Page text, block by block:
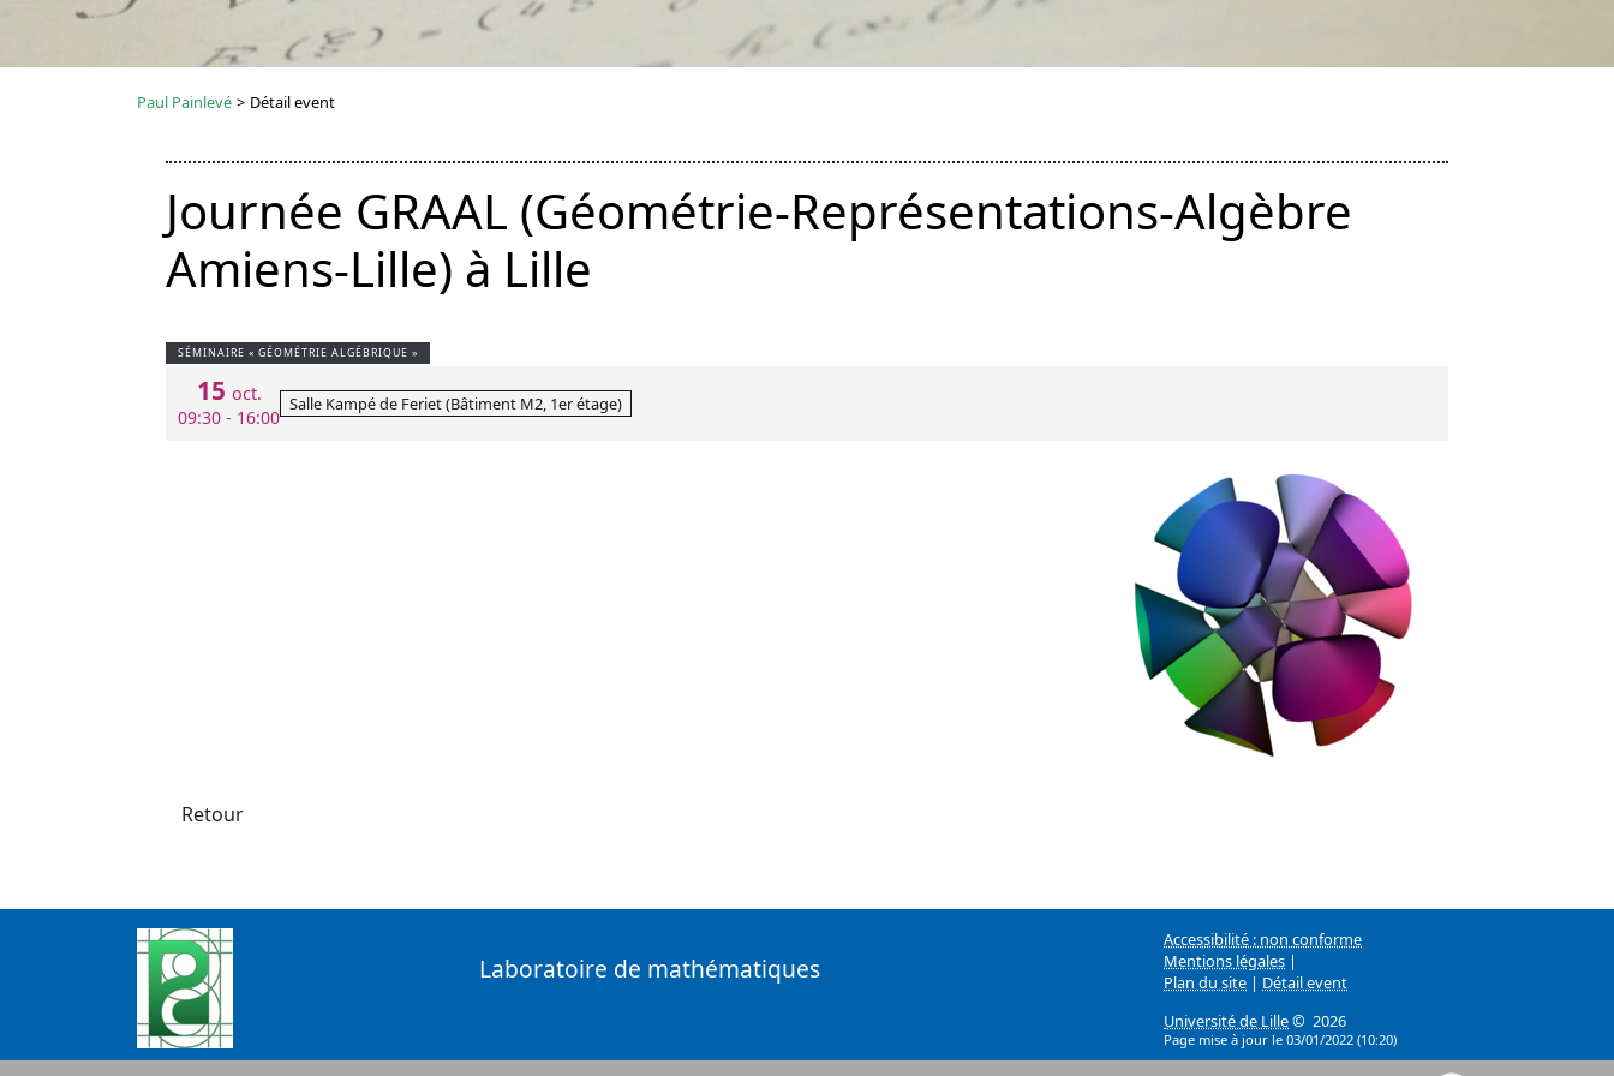
Paul Painlevé > Détail event
Journée GRAAL (Géométrie-Représentations-Algèbre
Amiens-Lille) à Lille
SÉMINAIRE « GÉOMÉTRIE ALGÉBRIQUE »
15 oct.
09:30 - 16:00
Salle Kampé de Feriet (Bâtiment M2, 1er étage)
Retour
Laboratoire de mathématiques
Accessibilité : non conforme
Mentions légales |
Plan du site | Détail event
Université de Lille© 2026
Page mise à jour le 03/01/2022 (10:20)